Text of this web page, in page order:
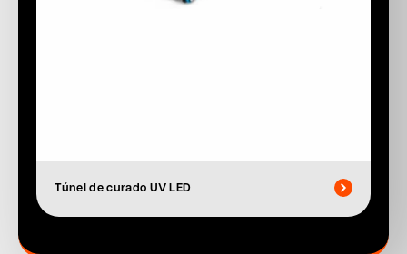
Túnel de curado UV LED